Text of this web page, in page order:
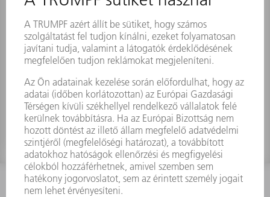
Világító dióda ultraweiß
L2X4,6/24UW
Anyagszám:1299393
KAPCSOLAT